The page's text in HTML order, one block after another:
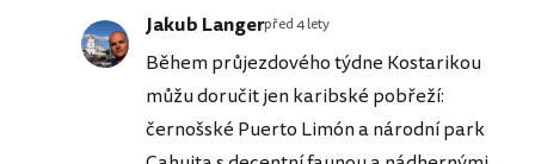
Jakub Langerpřed 4 lety
Během průjezdového týdne Kostarikou
můžu doručit jen karibské pobřeží:
černošské Puerto Limón a národní park